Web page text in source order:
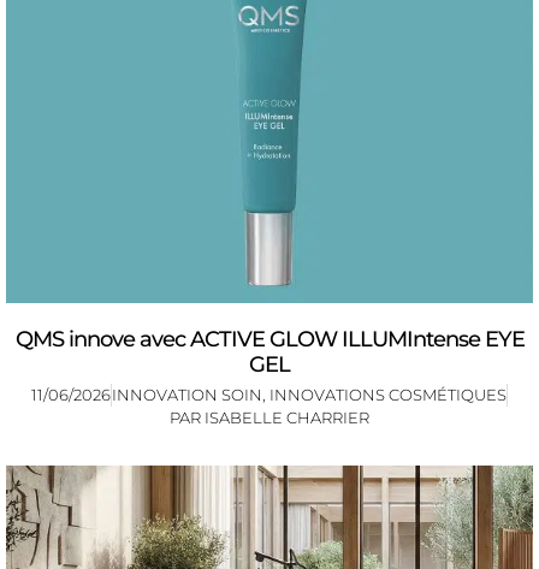
QMS innove avec ACTIVE GLOW ILLUMIntense EYE
GEL
11/06/2026INNOVATION SOIN, INNOVATIONS COSMÉTIQUES
PAR ISABELLE CHARRIER